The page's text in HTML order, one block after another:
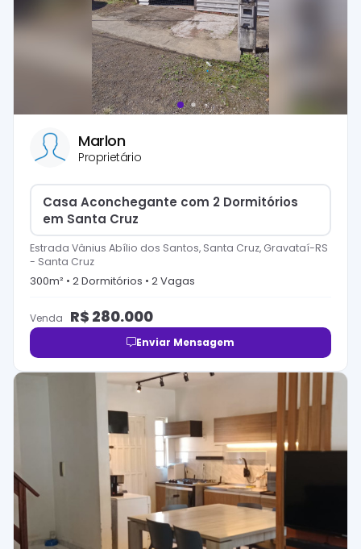
Marlon
Proprietário
Casa Aconchegante com 2 Dormitórios
em Santa Cruz
Estrada Vânius Abílio dos Santos, Santa Cruz, Gravataí-RS
- Santa Cruz
300m² • 2Dormitórios • 2Vagas
Venda R$ 280.000
Enviar Mensagem